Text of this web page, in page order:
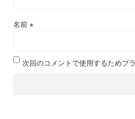
名前 ※
次回のコメントで使用するためブ